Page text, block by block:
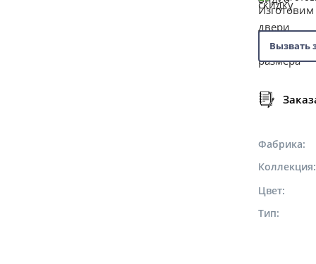
Вызвать
Фабрика
Коллекция
Цвет
Тип